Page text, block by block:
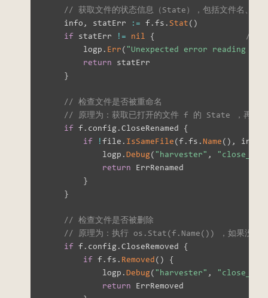
// 获取文件的状态信息（State），包括文件名、大
    info
, statErr := f.fs . Stat( )
if statErr != nil {
// 如
        logp
. Err("Unexpected error reading
return statErr
}
// 检查文件是否被重命名
// 原理为：获取已打开的文件 f 的 State ，再获
if f. config .CloseRenamed {
if
!file . IsSameFile(f.fs .Name( ) , info
            logp
.Debug("harvester" ,
return ErrRenamed
}
}
// 检查文件是否被删除
// 原理为：执行 os.Stat(f.Name()) ，如果没报错
if f. config .CloseRemoved {
if f.fs . Removed( )
{
            logp
.Debug("harvester" ,
return ErrRemoved